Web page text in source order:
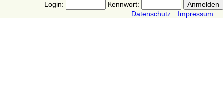
Login:
Kennwort:
Datenschutz
Impressum